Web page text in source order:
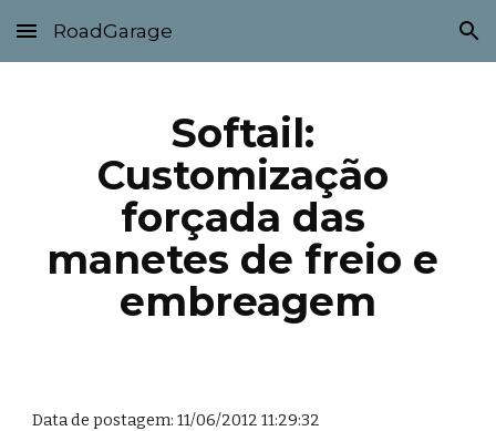
Skip to main content Skip to navigation
RoadGarage
Softail:
Customização
forçada das
manetes de freio e
embreagem
Data de postagem: 11/06/2012 11:29:32